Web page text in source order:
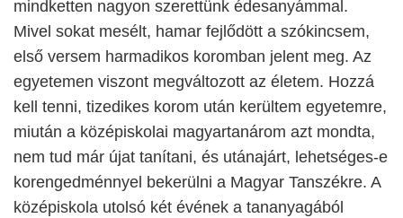
mindketten nagyon szerettünk édesanyámmal.
Mivel sokat mesélt, hamar fejlődött a szókincsem,
első versem harmadikos koromban jelent meg. Az
egyetemen viszont megváltozott az életem. Hozzá
kell tenni, tizedikes korom után kerültem egyetemre,
miután a középiskolai magyartanárom azt mondta,
nem tud már újat tanítani, és utánajárt, lehetséges-e
korengedménnyel bekerülni a Magyar Tanszékre. A
középiskola utolsó két évének a tananyagából